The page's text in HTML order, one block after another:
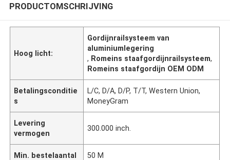
PRODUCTOMSCHRIJVING
Hoog licht:
Gordijnrailsysteem van
aluminiumlegering
, Romeins staafgordijnrailsysteem,
Romeins staafgordijn OEM ODM
Betalingsconditie
s
L/C, D/A, D/P, T/T, Western Union,
MoneyGram
Levering
vermogen
300.000 inch.
Min. bestelaantal 50 M